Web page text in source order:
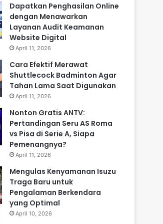
Dapatkan Penghasilan Online
dengan Menawarkan
Layanan Audit Keamanan
Website Digital
April 11, 2026
Cara Efektif Merawat
Shuttlecock Badminton Agar
Tahan Lama Saat Digunakan
April 11, 2026
Nonton Gratis ANTV:
Pertandingan Seru AS Roma
vs Pisa di Serie A, Siapa
Pemenangnya?
April 11, 2026
Mengulas Kenyamanan Isuzu
Traga Baru untuk
Pengalaman Berkendara
yang Optimal
April 10, 2026